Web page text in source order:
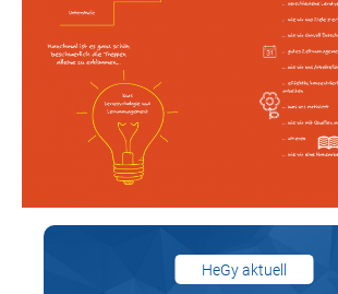
HeGy aktuell